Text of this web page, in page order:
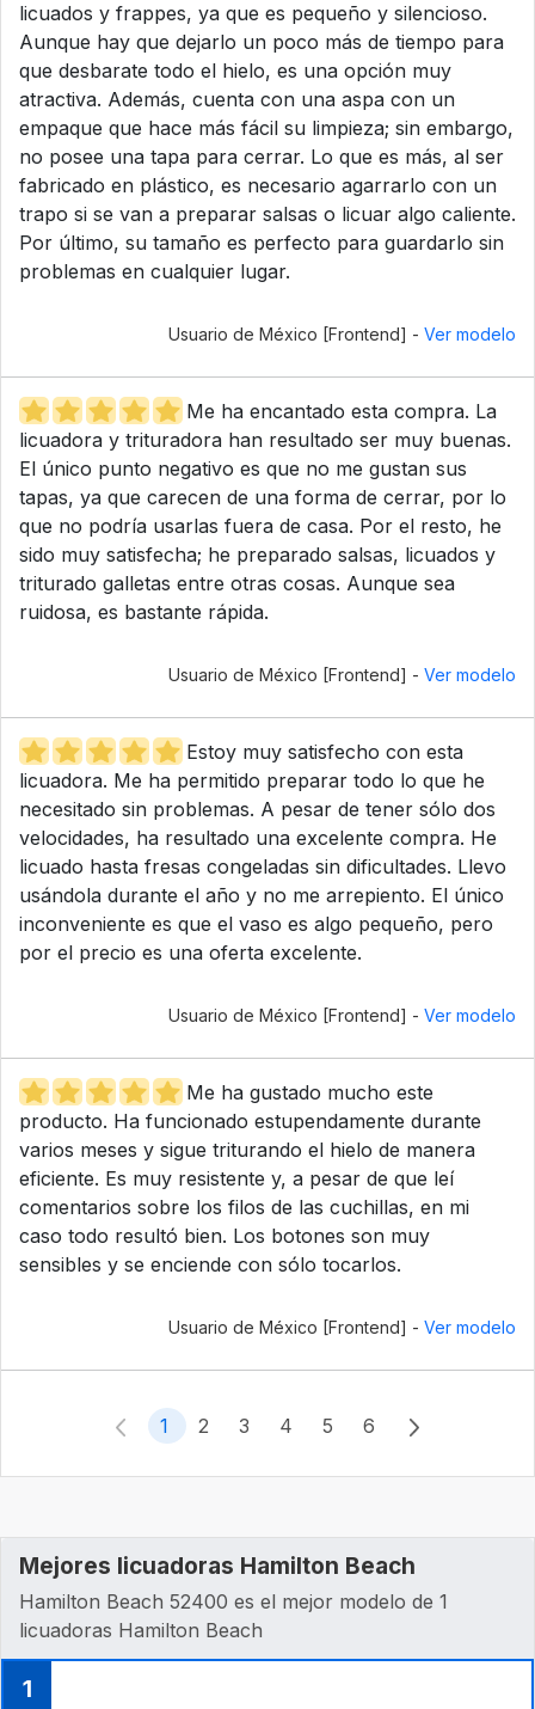
licuados y frappes, ya que es pequeño y silencioso.
Aunque hay que dejarlo un poco más de tiempo para
que desbarate todo el hielo, es una opción muy
atractiva. Además, cuenta con una aspa con un
empaque que hace más fácil su limpieza; sin embargo,
no posee una tapa para cerrar. Lo que es más, al ser
fabricado en plástico, es necesario agarrarlo con un
trapo si se van a preparar salsas o licuar algo caliente.
Por último, su tamaño es perfecto para guardarlo sin
problemas en cualquier lugar.
Usuario de México [Frontend] - Ver modelo
Me ha encantado esta compra. La
licuadora y trituradora han resultado ser muy buenas.
El único punto negativo es que no me gustan sus
tapas, ya que carecen de una forma de cerrar, por lo
que no podría usarlas fuera de casa. Por el resto, he
sido muy satisfecha; he preparado salsas, licuados y
triturado galletas entre otras cosas. Aunque sea
ruidosa, es bastante rápida.
Usuario de México [Frontend] - Ver modelo
Estoy muy satisfecho con esta
licuadora. Me ha permitido preparar todo lo que he
necesitado sin problemas. A pesar de tener sólo dos
velocidades, ha resultado una excelente compra. He
licuado hasta fresas congeladas sin dificultades. Llevo
usándola durante el año y no me arrepiento. El único
inconveniente es que el vaso es algo pequeño, pero
por el precio es una oferta excelente.
Usuario de México [Frontend] - Ver modelo
Me ha gustado mucho este
producto. Ha funcionado estupendamente durante
varios meses y sigue triturando el hielo de manera
eficiente. Es muy resistente y, a pesar de que leí
comentarios sobre los filos de las cuchillas, en mi
caso todo resultó bien. Los botones son muy
sensibles y se enciende con sólo tocarlos.
Usuario de México [Frontend] - Ver modelo
1 2 3 4 5 6
Mejores licuadoras Hamilton Beach
Hamilton Beach 52400 es el mejor modelo de 1
licuadoras Hamilton Beach
1